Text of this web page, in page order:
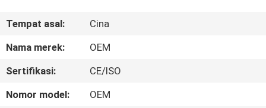
VIDEO
KITA
Tempat asal:
Cina
Nama merek:
OEM
Sertifikasi:
CE/ISO
Nomor model:
OEM